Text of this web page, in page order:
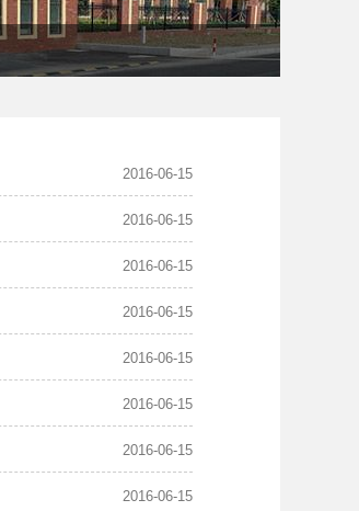
2016-06-15
2016-06-15
2016-06-15
2016-06-15
2016-06-15
2016-06-15
2016-06-15
2016-06-15